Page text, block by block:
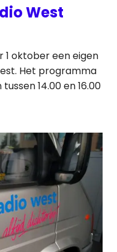
West
1 oktober een eigen
Het programma
14.00 en 16.00